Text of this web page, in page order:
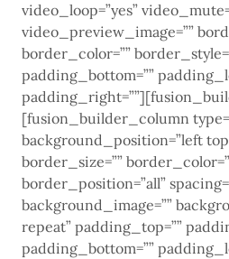
video_loop=”yes”
video_preview_image=””
border_color=””
padding_bottom=””
[fusion_builder_column
background_position=”left
border_size=””
border_position=”all”
background_image=””
repeat” padding_top=””
padding_bottom=””